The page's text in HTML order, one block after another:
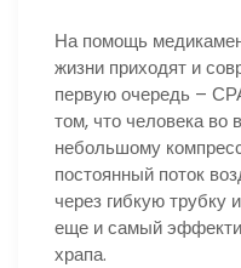
На помощь
жизни приходят и
первую очередь –
том, что человека во
небольшому
постоянный поток
через гибкую трубку
еще и самый
храпа.